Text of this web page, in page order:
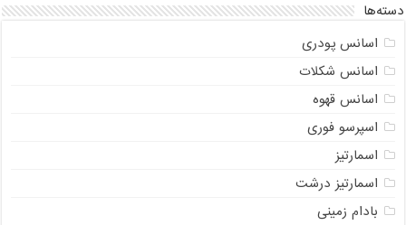
دسته‌ها
اسانس پودری
اسانس شکلات
اسانس قهوه
اسپرسو فوری
اسمارتیز
اسمارتیز درشت
بادام زمینی